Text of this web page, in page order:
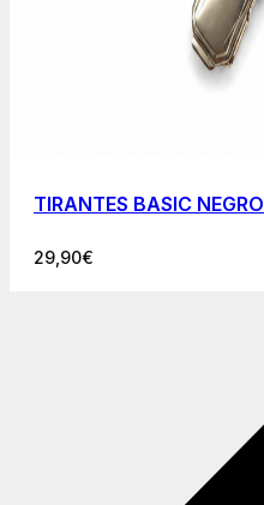
TIRANTES BASIC NEGRO
29,90€